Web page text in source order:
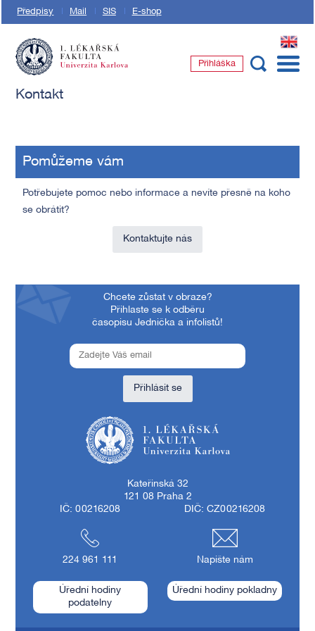
Předpisy Mail SIS E-shop
EN
Přihláška
Kontakt
Pomůžeme vám
Potřebujete pomoc nebo informace a nevíte přesně na koho
se obrátit?
Kontaktujte nás
Chcete zůstat v obraze?
Přihlaste se k odběru
časopisu Jednička a infolistů!
Přihlásit se
Kateřinská 32
121 08 Praha 2
IČ: 00216208
DIČ: CZ00216208
224 961 111 Napište nám
Úřední hodiny
podatelny
Úřední hodiny pokladny